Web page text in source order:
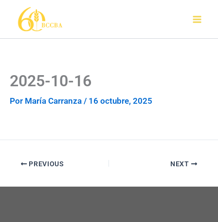
contenido
2025-10-16
Por María Carranza / 16 octubre, 2025
PREVIOUS NEXT